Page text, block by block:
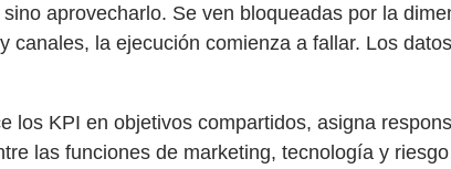
aprovecharlo. Se ven bloqueadas por la
la ejecución comienza a fallar. Los
KPI en objetivos compartidos, asigna
las funciones de marketing, tecnología y